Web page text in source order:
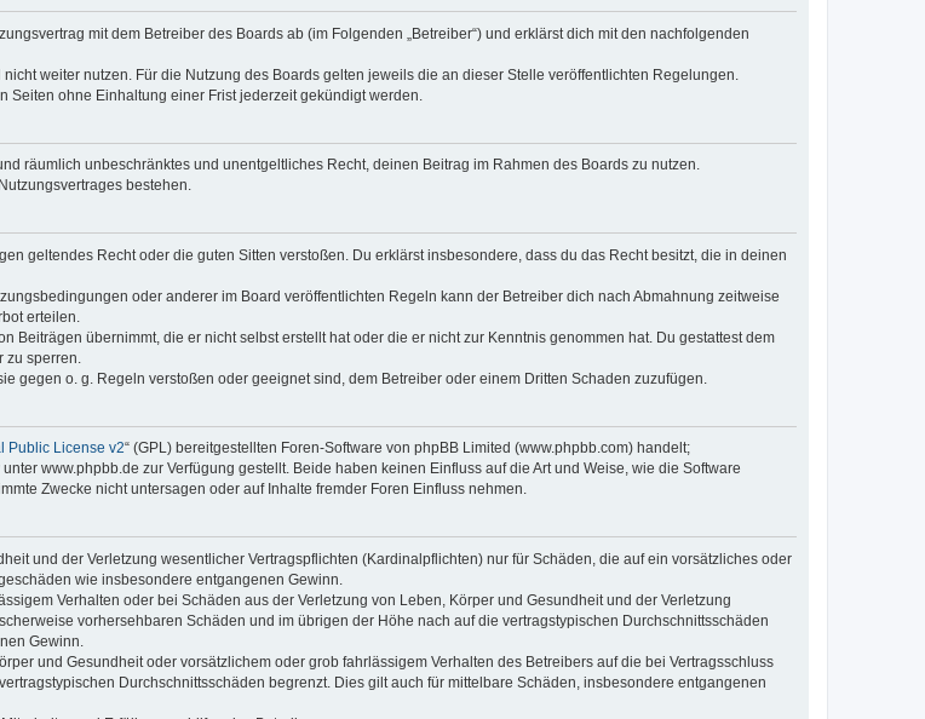
mit dem Betreiber des Boards ab (im Folgenden „Betreiber“) und erklärst dich mit den nachfolgenden
weiter nutzen. Für die Nutzung des Boards gelten jeweils die an dieser Stelle veröffentlichten Regelungen.
Seiten ohne Einhaltung einer Frist jederzeit gekündigt werden.
räumlich unbeschränktes und unentgeltliches Recht, deinen Beitrag im Rahmen des Boards zu nutzen.
bestehen.
geltendes Recht oder die guten Sitten verstoßen. Du erklärst insbesondere, dass du das Recht besitzt, die in deinen
oder anderer im Board veröffentlichten Regeln kann der Betreiber dich nach Abmahnung zeitweise
erteilen.
Beiträgen übernimmt, die er nicht selbst erstellt hat oder die er nicht zur Kenntnis genommen hat. Du gestattest dem
sperren.
gegen o. g. Regeln verstoßen oder geeignet sind, dem Betreiber oder einem Dritten Schaden zuzufügen.
Public License v2“ (GPL) bereitgestellten Foren-Software von phpBB Limited (www.phpbb.com) handelt;
www.phpbb.de zur Verfügung gestellt. Beide haben keinen Einfluss auf die Art und Weise, wie die Software
Zwecke nicht untersagen oder auf Inhalte fremder Foren Einfluss nehmen.
und der Verletzung wesentlicher Vertragspflichten (Kardinalpflichten) nur für Schäden, die auf ein vorsätzliches oder
wie insbesondere entgangenen Gewinn.
Verhalten oder bei Schäden aus der Verletzung von Leben, Körper und Gesundheit und der Verletzung
vorhersehbaren Schäden und im übrigen der Höhe nach auf die vertragstypischen Durchschnittsschäden
Gewinn.
und Gesundheit oder vorsätzlichem oder grob fahrlässigem Verhalten des Betreibers auf die bei Vertragsschluss
Durchschnittsschäden begrenzt. Dies gilt auch für mittelbare Schäden, insbesondere entgangenen